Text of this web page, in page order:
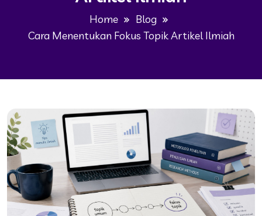
Home
Blog
Cara Menentukan Fokus Topik Artikel Ilmiah